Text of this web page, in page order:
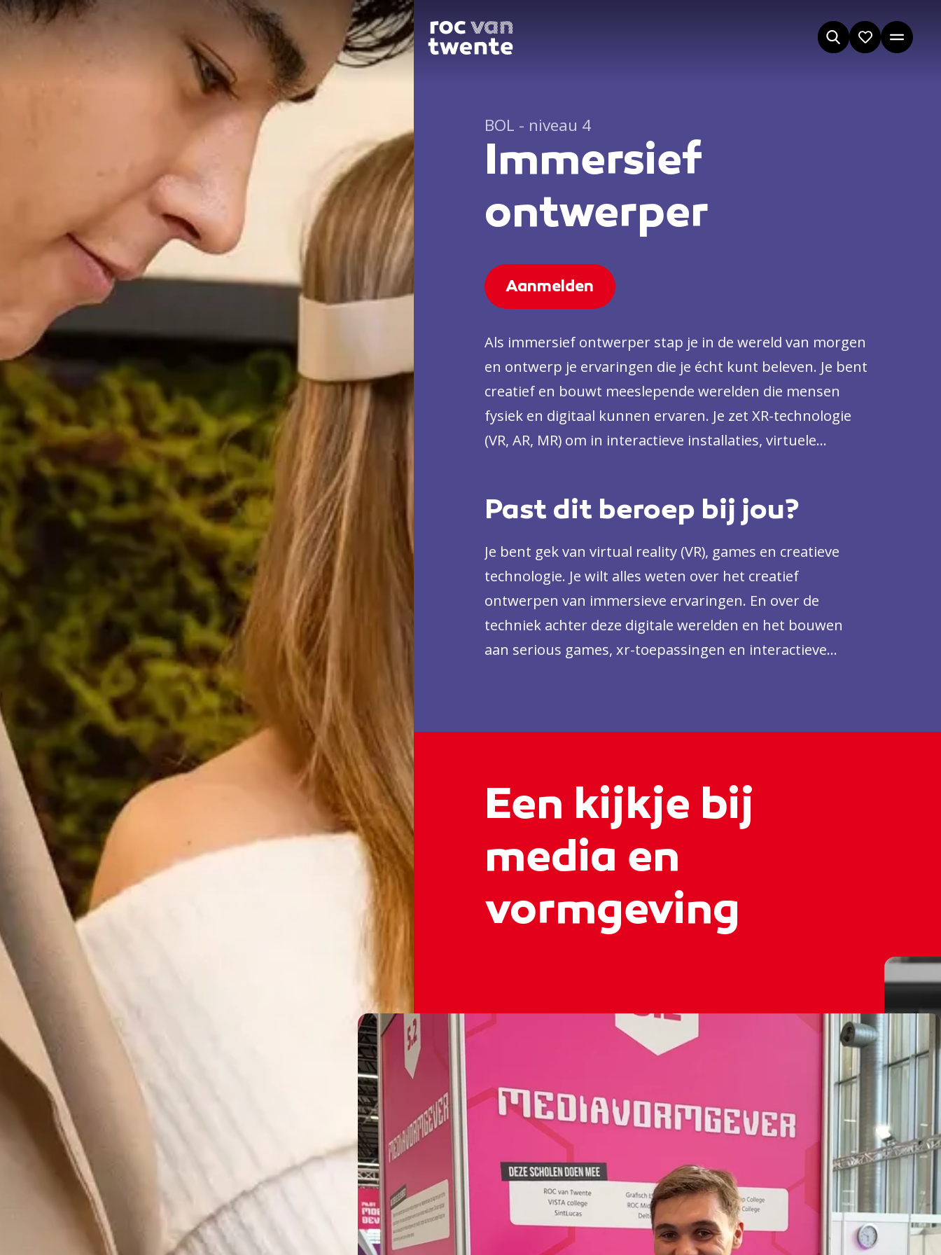
BOL - niveau 4
Immersief
ontwerper
Aanmelden
Als immersief ontwerper stap je in de wereld van morgen
en ontwerp je ervaringen die je écht kunt beleven. Je bent
creatief en bouwt meeslepende werelden die mensen
fysiek en digitaal kunnen ervaren. Je zet XR-technologie
(VR, AR, MR) om in interactieve installaties, virtuele
Past dit beroep bij jou?
Je bent gek van virtual reality (VR), games en creatieve
technologie. Je wilt alles weten over het creatief
ontwerpen van immersieve ervaringen. En over de
techniek achter deze digitale werelden en het bouwen
aan serious games, xr-toepassingen en interactieve
Een kijkje bij
media en
vormgeving